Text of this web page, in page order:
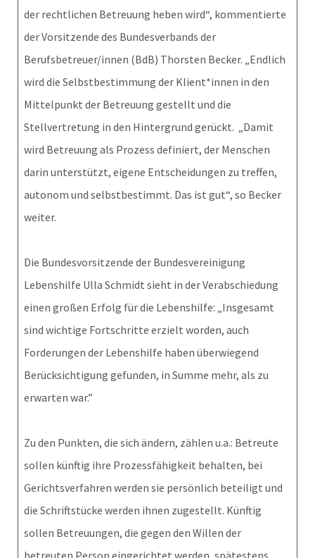
der rechtlichen Betreuung heben wird“, kommentierte
der Vorsitzende des Bundesverbands der
Berufsbetreuer/innen (BdB) Thorsten Becker. „Endlich
wird die Selbstbestimmung der Klient*innen in den
Mittelpunkt der Betreuung gestellt und die
Stellvertretung in den Hintergrund gerückt. „Damit
wird Betreuung als Prozess definiert, der Menschen
darin unterstützt, eigene Entscheidungen zu treffen,
autonom und selbstbestimmt. Das ist gut“, so Becker
weiter.
Die Bundesvorsitzende der Bundesvereinigung
Lebenshilfe Ulla Schmidt sieht in der Verabschiedung
einen großen Erfolg für die Lebenshilfe: „Insgesamt
sind wichtige Fortschritte erzielt worden, auch
Forderungen der Lebenshilfe haben überwiegend
Berücksichtigung gefunden, in Summe mehr, als zu
erwarten war.”
Zu den Punkten, die sich ändern, zählen u.a.: Betreute
sollen künftig ihre Prozessfähigkeit behalten, bei
Gerichtsverfahren werden sie persönlich beteiligt und
die Schriftstücke werden ihnen zugestellt. Künftig
sollen Betreuungen, die gegen den Willen der